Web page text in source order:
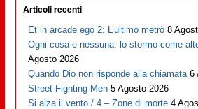
Articoli recenti
Et in arcade ego 2: L’ultimo metrò 8
Ogni cosa e nessuna: lo stormo come
Agosto 2026
Quando Dio non risponde alla chiamata 6
Street Fighting Men 5 Agosto 2026
Si alza il vento / 4 – Zone di morte 4